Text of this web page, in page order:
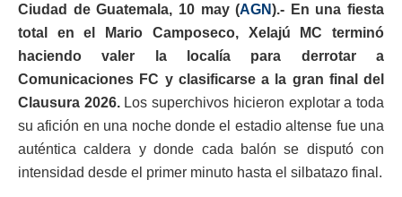
Ciudad de Guatemala, 10 may (AGN).- En una fiesta
total en el Mario Camposeco, Xelajú MC terminó
haciendo valer la localía para derrotar a
Comunicaciones FC y clasificarse a la gran final del
Clausura 2026. Los superchivos hicieron explotar a toda
su afición en una noche donde el estadio altense fue una
auténtica caldera y donde cada balón se disputó con
intensidad desde el primer minuto hasta el silbatazo final.